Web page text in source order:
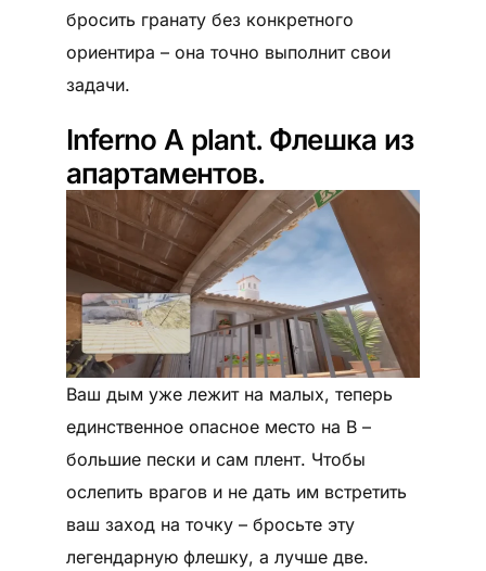
бросить гранату без конкретного
ориентира – она точно выполнит свои
задачи.
Inferno А plant. Флешка из
апартаментов.
Ваш дым уже лежит на малых, теперь
единственное опасное место на B –
большие пески и сам плент. Чтобы
ослепить врагов и не дать им встретить
ваш заход на точку – бросьте эту
легендарную флешку, а лучше две.